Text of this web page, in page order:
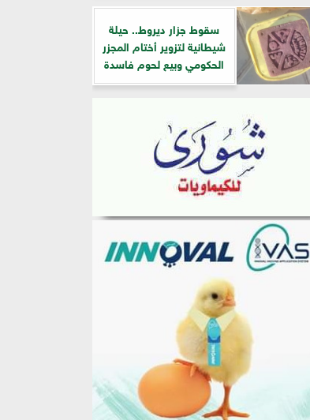
سقوط جزار ديروط.. حيلة
شيطانية لتزوير أختام المجزر
الحكومي وبيع لحوم فاسدة